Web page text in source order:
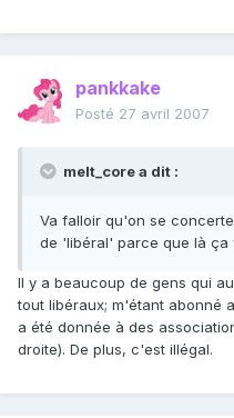
pankkake
Posté 27 avril 2007
melt_core a dit :
Va falloir qu'on se
de 'libéral' parce que là ça
Il y a beaucoup de gens qui
tout libéraux; m'étant abonné
a été donnée à des
droite). De plus, c'est illégal.